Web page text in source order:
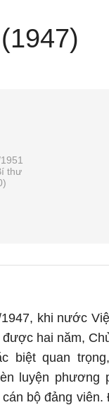
thư
khi nước
hai năm,
biệt quan
luyện phương
bộ đảng viên.